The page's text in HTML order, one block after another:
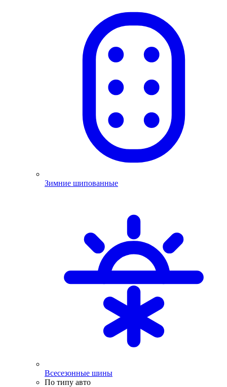
Зимние шипованные
Всесезонные шины
По типу авто